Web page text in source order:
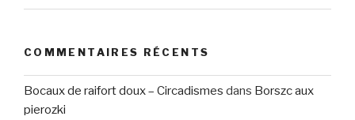
COMMENTAIRES RÉCENTS
Bocaux de raifort doux – Circadismes dans Borszc aux
pierozki